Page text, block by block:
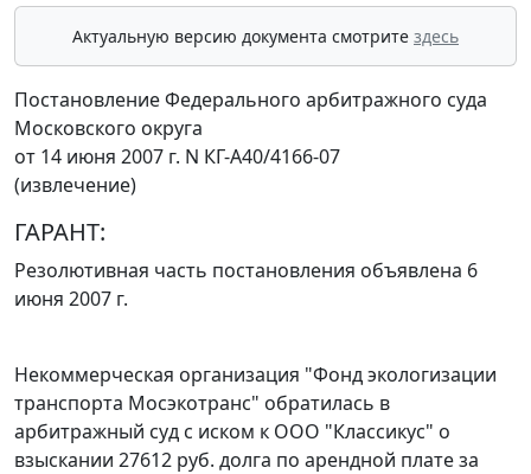
Актуальную версию документа смотрите здесь
Постановление Федерального арбитражного суда
Московского округа
от 14 июня 2007 г. N КГ-А40/4166-07
(извлечение)
ГАРАНТ:
Резолютивная часть постановления объявлена 6
июня 2007 г.
Некоммерческая организация "Фонд экологизации
транспорта Мосэкотранс" обратилась в
арбитражный суд с иском к ООО "Классикус" о
взыскании 27612 руб. долга по арендной плате за